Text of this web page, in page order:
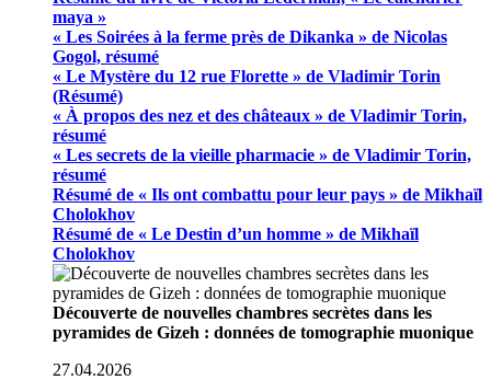
maya »
« Les Soirées à la ferme près de Dikanka » de Nicolas
Gogol, résumé
« Le Mystère du 12 rue Florette » de Vladimir Torin
(Résumé)
« À propos des nez et des châteaux » de Vladimir Torin,
résumé
« Les secrets de la vieille pharmacie » de Vladimir Torin,
résumé
Résumé de « Ils ont combattu pour leur pays » de Mikhaïl
Cholokhov
Résumé de « Le Destin d’un homme » de Mikhaïl
Cholokhov
Découverte de nouvelles chambres secrètes dans les
pyramides de Gizeh : données de tomographie muonique
27.04.2026